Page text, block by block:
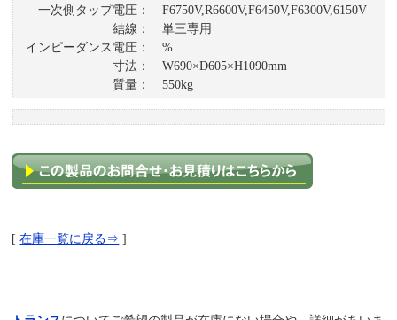
一次側タップ電圧： F6750V,R6600V,F6450V,F6300V,6150V
結線： 単三専用
インピーダンス電圧： %
寸法： W690×D605×H1090mm
質量： 550kg
[在庫一覧に戻る⇒ ]